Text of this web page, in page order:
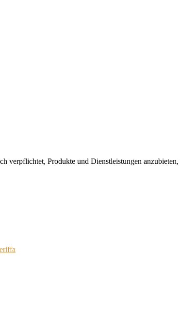
verpflichtet, Produkte und Dienstleistungen